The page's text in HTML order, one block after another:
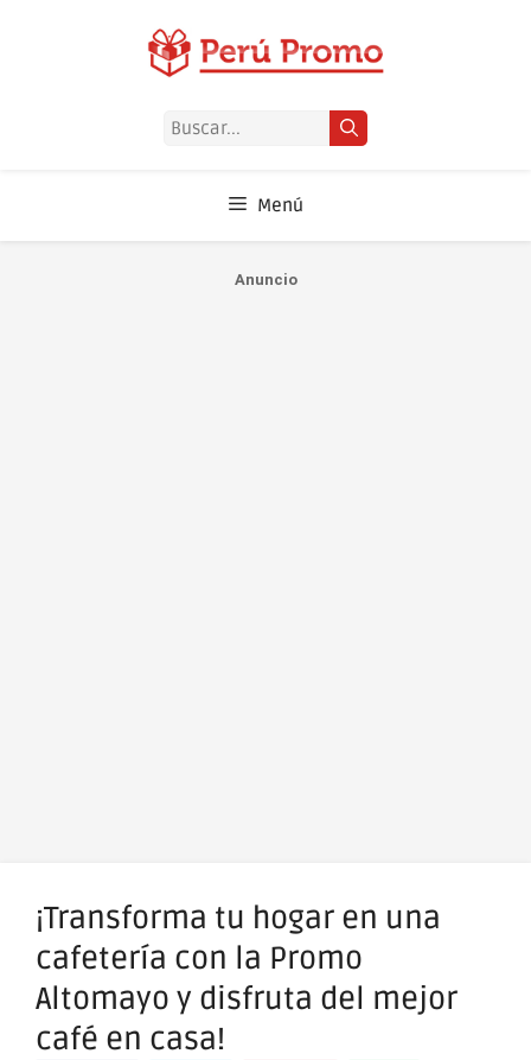
Buscar:
Menú
Anuncio
¡Transforma tu hogar en una
cafetería con la Promo
Altomayo y disfruta del mejor
café en casa!